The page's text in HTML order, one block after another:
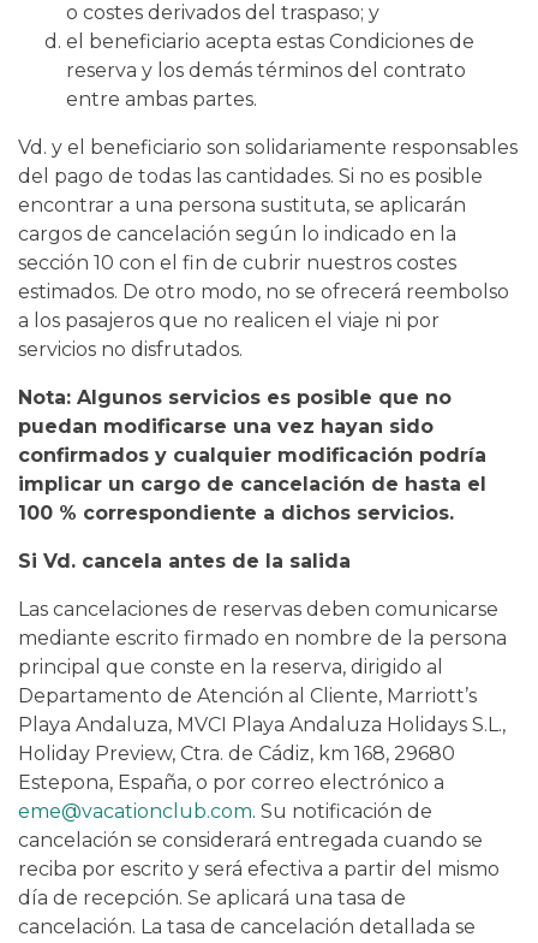
o costes derivados del traspaso; y
el beneficiario acepta estas Condiciones de
reserva y los demás términos del contrato
entre ambas partes.
Vd. y el beneficiario son solidariamente responsables
del pago de todas las cantidades. Si no es posible
encontrar a una persona sustituta, se aplicarán
cargos de cancelación según lo indicado en la
sección 10 con el fin de cubrir nuestros costes
estimados. De otro modo, no se ofrecerá reembolso
a los pasajeros que no realicen el viaje ni por
servicios no disfrutados.
Nota: Algunos servicios es posible que no
puedan modificarse una vez hayan sido
confirmados y cualquier modificación podría
implicar un cargo de cancelación de hasta el
100 % correspondiente a dichos servicios.
Si Vd. cancela antes de la salida
Las cancelaciones de reservas deben comunicarse
mediante escrito firmado en nombre de la persona
principal que conste en la reserva, dirigido al
Departamento de Atención al Cliente, Marriott’s
Playa Andaluza, MVCI Playa Andaluza Holidays S.L.,
Holiday Preview, Ctra. de Cádiz, km 168, 29680
Estepona, España, o por correo electrónico a
eme@vacationclub.com. Su notificación de
cancelación se considerará entregada cuando se
reciba por escrito y será efectiva a partir del mismo
día de recepción. Se aplicará una tasa de
cancelación. La tasa de cancelación detallada se